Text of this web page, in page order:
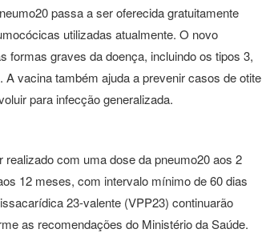
passa a ser oferecida gratuitamente
utilizadas atualmente. O novo
formas graves da doença, incluindo os tipos 3,
vacina também ajuda a prevenir casos de otite
para infecção generalizada.
com uma dose da pneumo20 aos 2
12 meses, com intervalo mínimo de 60 dias
23-valente (VPP23) continuarão
as recomendações do Ministério da Saúde.